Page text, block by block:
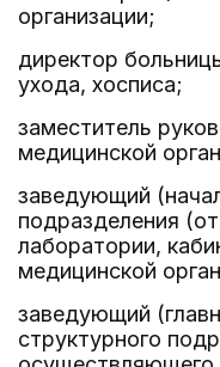
организации;
директор
ухода, хосписа;
заместитель
медицинской
заведующий
подразделения
лаборатории,
медицинской
заведующий
структурного